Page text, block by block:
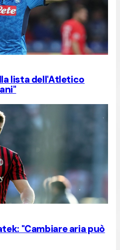
lista dell'Atletico
"Cambiare aria può